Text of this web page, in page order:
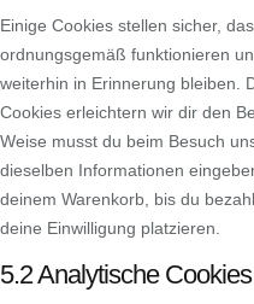
Einige Cookies stellen sicher,
ordnungsgemäß funktionieren
weiterhin in Erinnerung bleiben.
Cookies erleichtern wir dir den
Weise musst du beim Besuch
dieselben Informationen
deinem Warenkorb, bis du
deine Einwilligung platzieren.
5.2 Analytische Cookies